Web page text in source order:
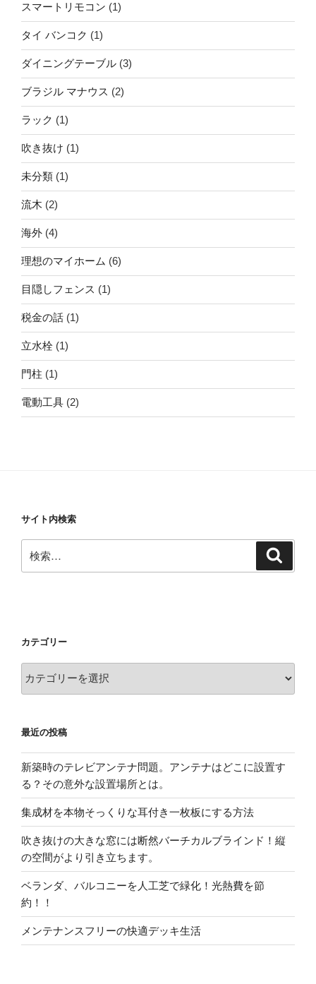
スマートリモコン (1)
タイ バンコク (1)
ダイニングテーブル (3)
ブラジル マナウス (2)
ラック (1)
吹き抜け (1)
未分類 (1)
流木 (2)
海外 (4)
理想のマイホーム (6)
目隠しフェンス (1)
税金の話 (1)
立水栓 (1)
門柱 (1)
電動工具 (2)
サイト内検索
索:
カテゴリー
テ
ー
最近の投稿
新築時のテレビアンテナ問題。アンテナはどこに設置す
る？その意外な設置場所とは。
集成材を本物そっくりな耳付き一枚板にする方法
吹き抜けの大きな窓には断然バーチカルブラインド！縦
の空間がより引き立ちます。
ベランダ、バルコニーを人工芝で緑化！光熱費を節
約！！
メンテナンスフリーの快適デッキ生活